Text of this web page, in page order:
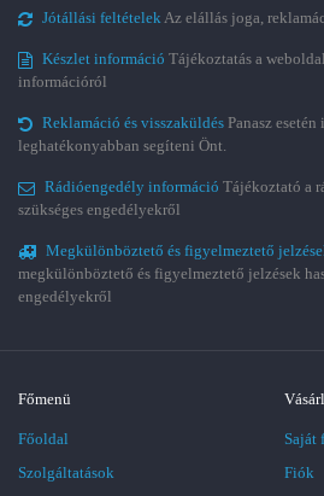
Jótállási feltételekAz elállás joga,
Készlet információ Tájékoztatás a
információról
Reklamáció és visszaküldés Panasz
leghatékonyabban segíteni Önt.
Rádióengedély információ Tájékoztató a
szükséges engedélyekről
Megkülönböztető és figyelmeztető
megkülönböztető és figyelmeztető jelzések
engedélyekről
Főmenü
Főoldal
Szolgáltatások
Saját
Fiók